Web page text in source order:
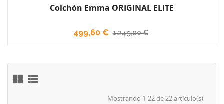
Colchón Emma ORIGINAL ELITE
499,60 € 1.249,00 €
Mostrando 1-22 de 22 artículo(s)